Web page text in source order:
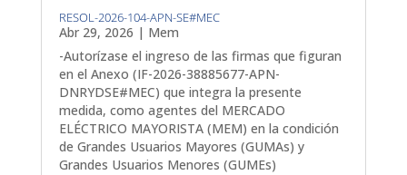
RESOL-2026-104-APN-SE#MEC
Abr 29, 2026 | Mem
-Autorízase el ingreso de las firmas que figuran
en el Anexo (IF-2026-38885677-APN-
DNRYDSE#MEC) que integra la presente
medida, como agentes del MERCADO
ELÉCTRICO MAYORISTA (MEM) en la condición
de Grandes Usuarios Mayores (GUMAs) y
Grandes Usuarios Menores (GUMEs)